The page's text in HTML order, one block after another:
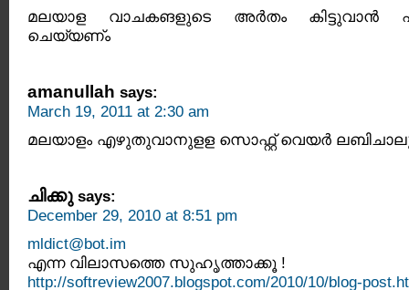
മലയാള വാചകങളുടെ അര്‍തം കിട്ടുവാന്‍
ചെയ്യണ്ം
amanullah says:
March 19, 2011 at 2:30 am
മലയാളം എഴുതുവാനുളള സൊഫ്റ്റ് വെയര്‍
ചിക്കു says:
December 29, 2010 at 8:51 pm
mldict@bot.im
എന്ന വിലാസത്തെ സുഹൃത്താക്കൂ !
http://softreview2007.blogspot.com/2010/10/blog-